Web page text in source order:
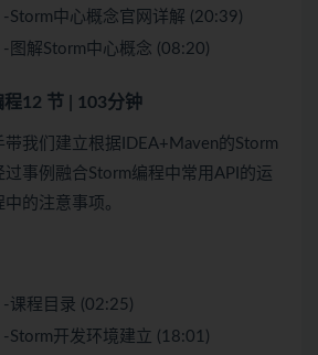
Storm中心概念官网详解 (20:39)
图解Storm中心概念 (08:20)
程12 节 | 103分钟
带我们建立根据IDEA+Maven的Storm
过事例融合Storm编程中常用API的运
的注意事项。
课程目录 (02:25)
Storm开发环境建立 (18:01)